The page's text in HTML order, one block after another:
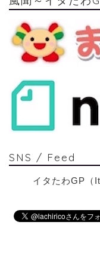
SNS / Feed
イタたわGP（